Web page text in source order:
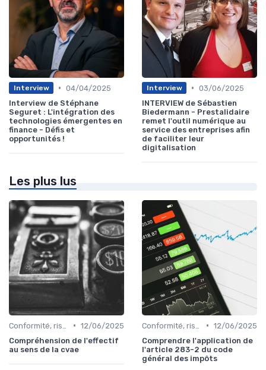
Interview • 04/04/2025
Interview de Stéphane
Seguret : L'intégration des
technologies émergentes en
finance - Défis et
opportunités !
Interview • 03/06/2025
INTERVIEW de Sébastien
Biedermann - Prestalidaire
remet l'outil numérique au
service des entreprises afin
de faciliter leur
digitalisation
Les plus lus
• 12/06/2025
Compréhension de l'effectif
au sens de la cvae
• 12/06/2025
Comprendre l'application de
l'article 283-2 du code
général des impôts